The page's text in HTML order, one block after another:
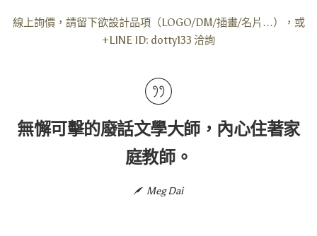
線上詢價，請留下欲設計品項（LOGO/DM/插畫/名片…），或
+LINE ID: dotty133 洽詢
無懈可擊的廢話文學大師，內心住著家
庭教師。
Meg Dai